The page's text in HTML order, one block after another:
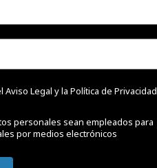
Aviso Legal y la Política de Privacidad
personales sean empleados para
por medios electrónicos